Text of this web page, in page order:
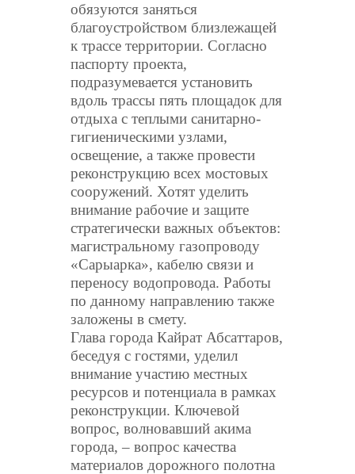
обязуются заняться
благоустройством близлежащей
к трассе территории. Согласно
паспорту проекта,
подразумевается установить
вдоль трассы пять площадок для
отдыха с теплыми санитарно-
гигиеническими узлами,
освещение, а также провести
реконструкцию всех мостовых
сооружений. Хотят уделить
внимание рабочие и защите
стратегически важных объектов:
магистральному газопроводу
«Сарыарка», кабелю связи и
переносу водопровода. Работы
по данному направлению также
заложены в смету.
Глава города Кайрат Абсаттаров,
беседуя с гостями, уделил
внимание участию местных
ресурсов и потенциала в рамках
реконструкции. Ключевой
вопрос, волновавший акима
города, – вопрос качества
материалов дорожного полотна